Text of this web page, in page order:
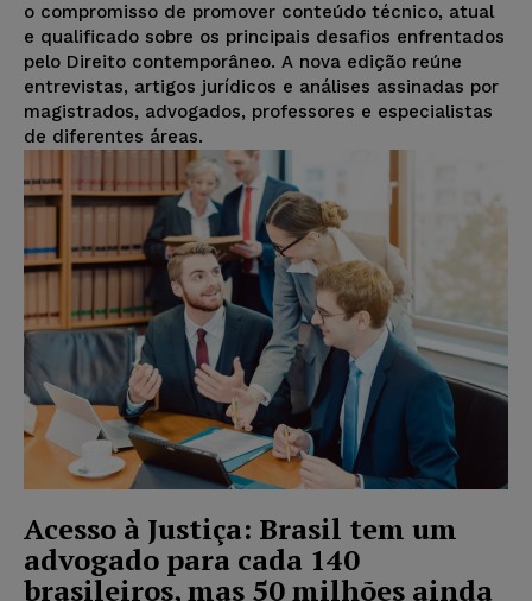
o compromisso de promover conteúdo técnico, atual
e qualificado sobre os principais desafios enfrentados
pelo Direito contemporâneo. A nova edição reúne
entrevistas, artigos jurídicos e análises assinadas por
magistrados, advogados, professores e especialistas
de diferentes áreas.
Acesso à Justiça: Brasil tem um
advogado para cada 140
brasileiros, mas 50 milhões ainda